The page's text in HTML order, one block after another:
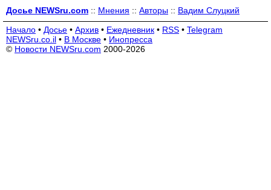
Досье NEWSru.com :: Мнения :: Авторы :: Вадим Слуцкий
Начало • Досье • Архив • Ежедневник • RSS • Telegram
NEWSru.co.il • В Москве • Инопресса
© Новости NEWSru.com 2000-2026